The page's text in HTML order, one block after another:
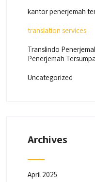
kantor penerjemah
translation services
Translindo
Penerjemah
Uncategorized
Archives
April 2025